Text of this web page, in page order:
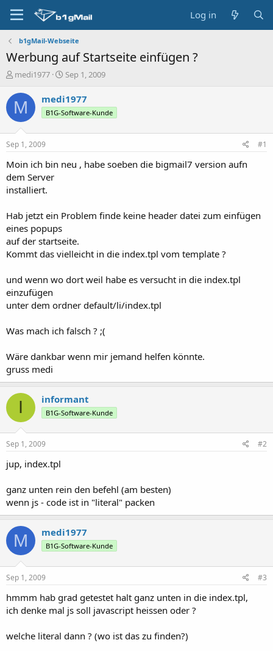
Log in
b1gMail-Webseite
Werbung auf Startseite einfügen ?
T
r
e
a
t
a
t
e
medi1977
S
a
r
t
e
Sep 1, 2009
M medi1977
B1G-Software-Kunde
Sep 1, 2009 #1
Moin ich bin neu , habe soeben die bigmail7 version aufn
dem Server
installiert.
Hab jetzt ein Problem finde keine header datei zum einfügen
eines popups
auf der startseite.
Kommt das vielleicht in die index.tpl vom template ?
und wenn wo dort weil habe es versucht in die index.tpl
einzufügen
unter dem ordner default/li/index.tpl
Was mach ich falsch ? ;(
Wäre dankbar wenn mir jemand helfen könnte.
gruss medi
I informant
B1G-Software-Kunde
Sep 1, 2009 #2
jup, index.tpl
ganz unten rein den befehl (am besten)
wenn js - code ist in "literal" packen
M medi1977
B1G-Software-Kunde
Sep 1, 2009 #3
hmmm hab grad getestet halt ganz unten in die index.tpl,
ich denke mal js soll javascript heissen oder ?
welche literal dann ? (wo ist das zu finden?)